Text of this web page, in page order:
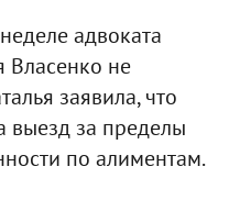
адвоката
Власенко не
заявила, что
выезд за пределы
по алиментам.